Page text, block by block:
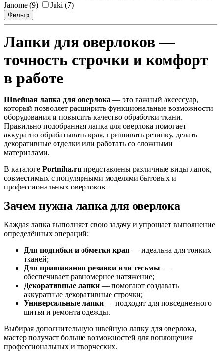
Janome (9)
Juki (7)
Фильтр
Лапки для оверлоков —
точность строчки и комфорт
в работе
Швейная лапка для оверлока — это важный аксессуар,
который позволяет расширить функциональные возможности
оборудования и повысить качество обработки ткани.
Правильно подобранная лапка для оверлока помогает
аккуратно обрабатывать края, пришивать резинку, делать
декоративные отделки или работать со сложными
материалами.
В каталоге Portniha.ru представлены различные виды лапок,
совместимых с популярными моделями бытовых и
профессиональных оверлоков.
Зачем нужна лапка для оверлока
Каждая лапка выполняет свою задачу и упрощает выполнение
определённых операций:
Для подгибки и обметки края — идеальна для тонких
тканей;
Для пришивания резинки или тесьмы —
обеспечивает равномерное натяжение;
Декоративные лапки — помогают создавать
аккуратные декоративные строчки;
Универсальные лапки — подходят для повседневного
шитья и ремонта одежды.
Выбирая дополнительную швейную лапку для оверлока,
мастер получает больше возможностей для воплощения
профессиональных и творческих.